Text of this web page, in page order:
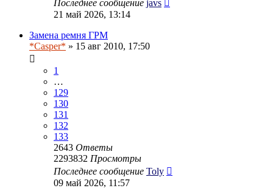
Последнее сообщение javs
21 май 2026, 13:14
Замена ремня ГРМ
*Casper* » 15 авг 2010, 17:50
1
…
129
130
131
132
133
2643 Ответы
2293832 Просмотры
Последнее сообщение Toly
09 май 2026, 11:57